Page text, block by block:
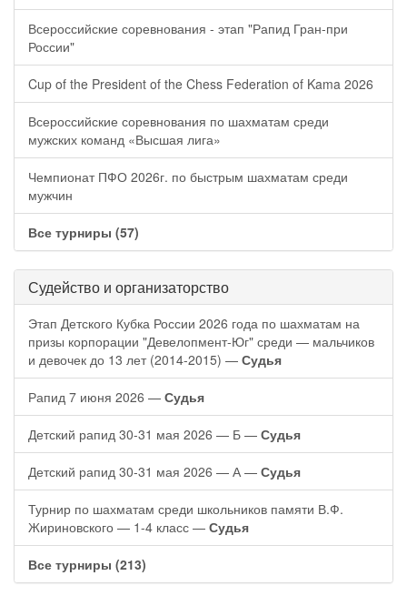
Всероссийские соревнования - этап "Рапид Гран-при
России"
Cup of the President of the Chess Federation of Kama 2026
Всероссийские соревнования по шахматам среди
мужских команд «Высшая лига»
Чемпионат ПФО 2026г. по быстрым шахматам среди
мужчин
Все турниры (57)
Судейство и организаторство
Этап Детского Кубка России 2026 года по шахматам на
призы корпорации "Девелопмент-Юг" среди — мальчиков
и девочек до 13 лет (2014-2015) — Судья
Рапид 7 июня 2026 — Судья
Детский рапид 30-31 мая 2026 — Б — Судья
Детский рапид 30-31 мая 2026 — А — Судья
Турнир по шахматам среди школьников памяти В.Ф.
Жириновского — 1-4 класс — Судья
Все турниры (213)